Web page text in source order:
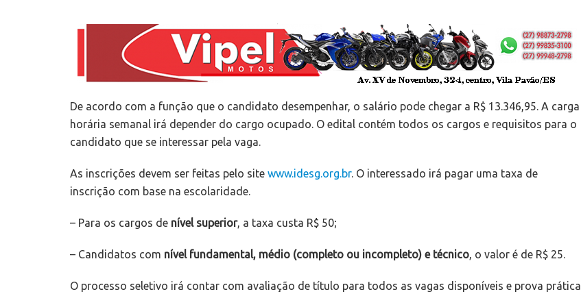
De acordo com a função que o candidato desempenhar, o salário pode chegar a R$ 13.346,95. A carga
horária semanal irá depender do cargo ocupado. O edital contém todos os cargos e requisitos para o
candidato que se interessar pela vaga.
As inscrições devem ser feitas pelo site www.idesg.org.br. O interessado irá pagar uma taxa de
inscrição com base na escolaridade.
– Para os cargos de nível superior, a taxa custa R$ 50;
– Candidatos com nível fundamental, médio (completo ou incompleto) e técnico, o valor é de R$ 25.
O processo seletivo irá contar com avaliação de título para todos as vagas disponíveis e prova prática